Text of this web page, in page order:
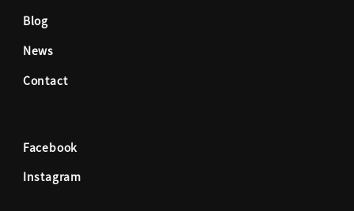
Blog
News
Contact
Facebook
Instagram